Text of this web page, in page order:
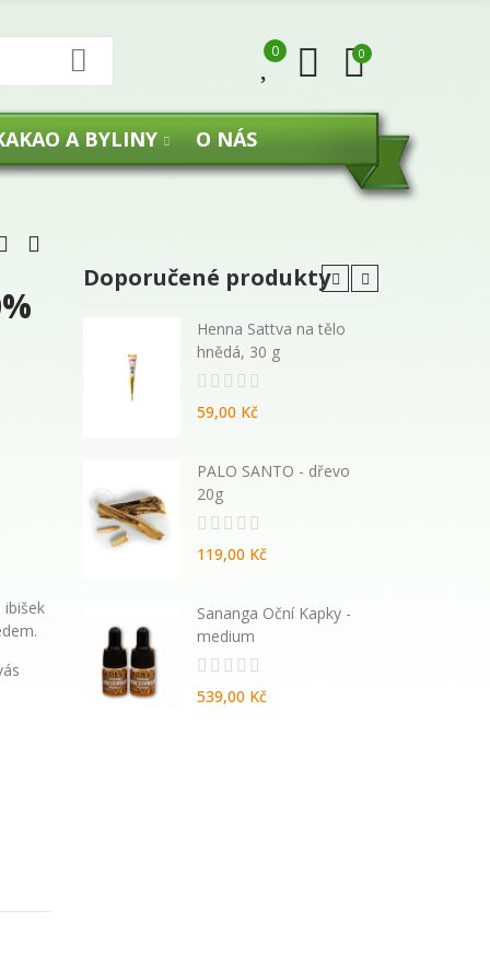
0 0
A BYLINY O NÁS
ibišek
Doporučené produkty
Henna Sattva na tělo
hnědá, 30 g
59,00 Kč
PALO SANTO - dřevo
20g
119,00 Kč
Sananga Oční Kapky -
medium
539,00 Kč